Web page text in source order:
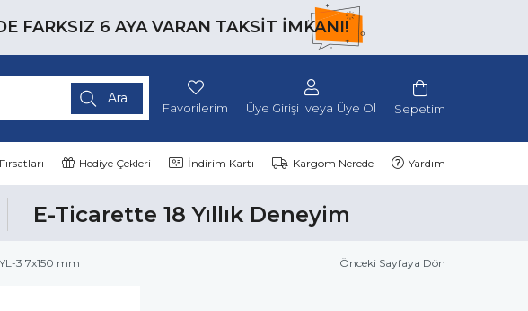
FARKSIZ 6 AYA VARAN TAKSİT İMKANI!
Sepetim
Üye Girişi Üye Ol
Favorilerim
Hediye Çekleri İndirim Kartı Kargom Nerede Yardım
E-Ticarette 18 Yıllık Deneyim
3 7x150 mm Önceki Sayfaya Dön